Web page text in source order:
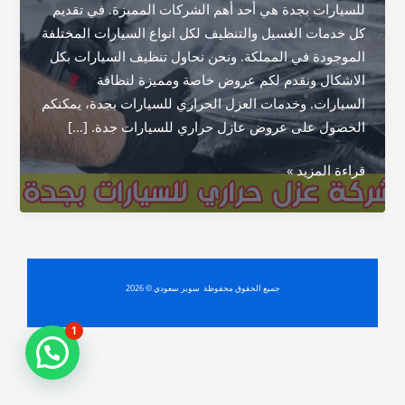
للسيارات بجدة هي أحد أهم الشركات المميزة. في تقديم
كل خدمات الغسيل والتنظيف لكل انواع السيارات المختلفة
الموجودة في المملكة. ونحن نحاول تنظيف السيارات بكل
الاشكال ونقدم لكم عروض خاصة ومميزة لنظافة
السيارات. وخدمات العزل الحراري للسيارات بجدة، يمكنكم
الحصول على عروض عازل حراري للسيارات جدة. […]
شركة
عزل
حراري
بجدة
قراءة المزيد »
جميع الحقوق محفوظة سوبر سعودي © 2026
1